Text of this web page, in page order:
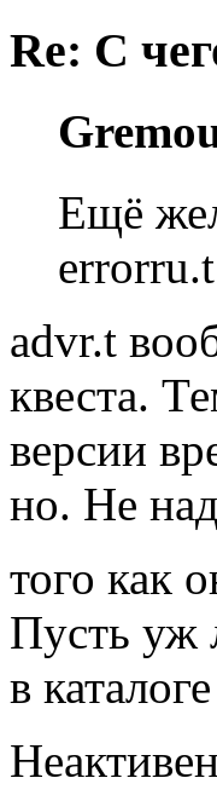
Re: С
Ещё
advr.t
квеста.
версии
но. Не
того как
Пусть уж
в
Неактивен